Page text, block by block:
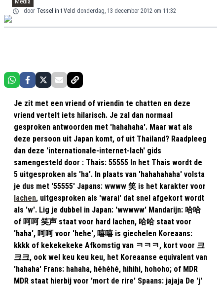
door Tessel in t Veld donderdag, 13 december 2012 om 11:32
Je zit met een vriend of vriendin te chatten en deze
vriend vertelt iets hilarisch. Je zal dan normaal
gesproken antwoorden met 'hahahaha'. Maar wat als
deze persoon uit Japan komt, of uit Thailand? Raadpleeg
dan deze 'internationale-internet-lach' gids
samengesteld door : Thais: 55555 In het Thais wordt de
5 uitgesproken als 'ha'. In plaats van 'hahahahaha' volsta
je dus met '55555' Japans: wwww 笑 is het karakter voor
lachen, uitgesproken als 'warai' dat snel afgekort wordt
als 'w'. Lig je dubbel in Japan: 'wwwww' Mandarijn: 哈哈
of 呵呵 笑声 staat voor hard lachen, 哈哈 staat voor
'haha', 呵呵 voor 'hehe', 嘻嘻 is giechelen Koreaans:
kkkk of kekekekeke Afkomstig van ㅋㅋㅋ, kort voor 크
크크, ook wel keu keu keu, het Koreaanse equivalent van
'hahaha' Frans: hahaha, héhéhé, hihihi, hohoho; of MDR
MDR staat hierbij voor 'mort de rire' Spaans: jajaja De 'j'